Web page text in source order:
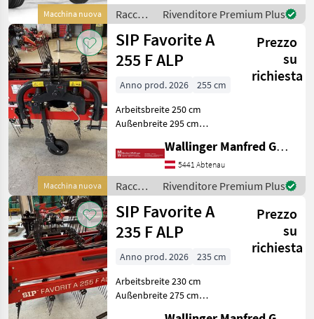
Macchina nuova
Rastrello a nastro
Raccolta
mangimi
/ SIP
Rivenditore Premium Plus
Macchina nuova
SIP Favorite A
255 F ALP
Prezzo
su
richiesta
Anno prod. 2026
255 cm
Arbeitsbreite 250 cm
Außenbreite 295 cm
Zinken pro Reihe (5-reihig)
Zapfwellendrehzahl
wahlweise 540 oder 1000
U/min (beide
Riemenscheiben
Wallinger Manfred GmbH.
5441 Abtenau
Raccolta
mangimi
/ SIP
Rivenditore Premium Plus
SIP Favorite A
235 F ALP
Prezzo
su
richiesta
Anno prod. 2026
235 cm
Arbeitsbreite 230 cm
Außenbreite 275 cm